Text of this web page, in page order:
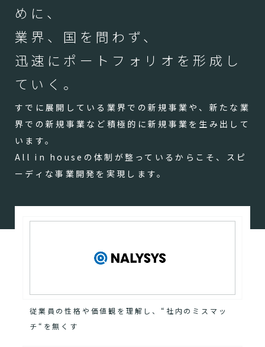
めに、
業界、国を問わず、
迅速にポートフォリオを形成し
ていく。
すでに展開している業界での新規事業や、新たな業
界での新規事業など積極的に新規事業を生み出して
います。
All in houseの体制が整っているからこそ、スピ
ーディな事業開発を実現します。
従業員の性格や価値観を理解し、“社内のミスマッ
チ“を無くす